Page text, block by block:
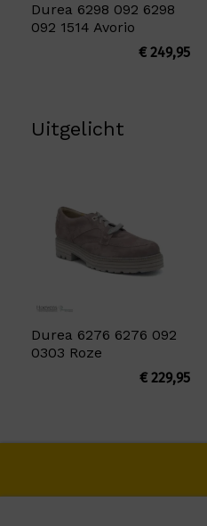
Durea 6298 092 6298
092 1514 Avorio
€249,95
Uitgelicht
Durea 6276 6276 092
0303 Roze
€229,95